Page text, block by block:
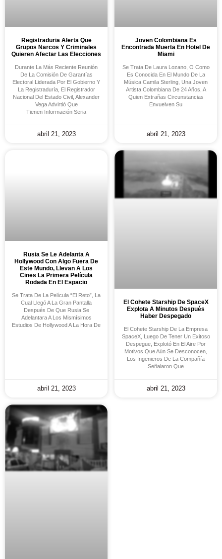
Registraduria Alerta Que
Grupos Narcos Y Criminales
Quieren Afectar Las Elecciones
Durante La Más Reciente Reunión
De La Comisión De Garantías
Electoral Liderada Por El Gobierno Y
La Registraduría, El Registrador
Nacional Del Estado Civil, Alexander
Vega Advirtió Que
Tienen Información Seria
abril 21, 2023
Joven Colombiana Es
Encontrada Muerta En Hotel De
Miami
Se Trata De Laura Lozano, O Como
Es Conocida En El Mundo De La
Música Camila Sterling, Una Joven
Artista Colombiana De 24 Años, A
Quien Extrañas Circunstancias
Envuelven Su
abril 21, 2023
Rusia Se Le Adelanta A
Hollywood Con Algo Fuera De
Este Mundo, Llevan A Los
Cines La Primera Película
Rodada En El Espacio
Se Trata De La Película “El Reto”, La
Cual Llegó A La Gran Pantalla
Después De Que Rusia Se
Adelantara A Los Mismísimos
Estudios De Hollywood A La Hora De
abril 21, 2023
El Cohete Starship De SpaceX
Explota A Minutos Después
Haber Despegado
El Cohete Starship De La Empresa
SpaceX, Luego De Tener Un Exitoso
Despegue, Explotó En El Aire Por
Motivos Que Aún Se Desconocen,
Los Ingenieros De La Compañía
Señalaron Que
abril 21, 2023